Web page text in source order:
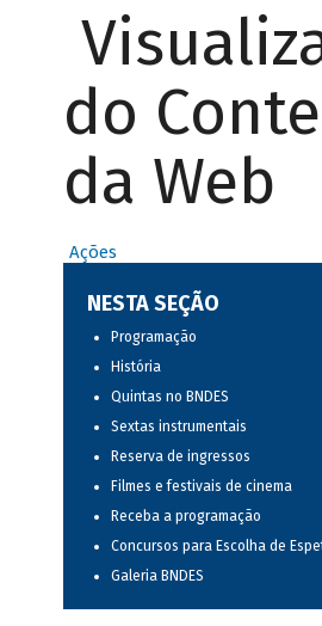
do
da Web
Ações
NESTA SEÇÃO
Programação
História
Quintas no BNDES
Sextas instrumentais
Reserva de ingressos
Filmes e festivais de cinema
Receba a programação
Concursos para Escolha de
Galeria BNDES